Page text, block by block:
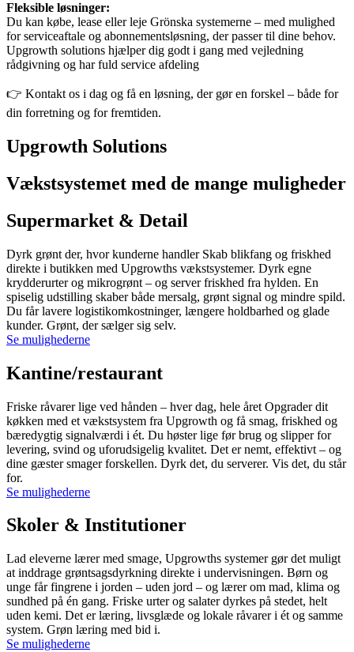
Fleksible løsninger:
Du kan købe, lease eller leje Grönska systemerne – med mulighed
for serviceaftale og abonnementsløsning, der passer til dine behov.
Upgrowth solutions hjælper dig godt i gang med vejledning
rådgivning og har fuld service afdeling
👉 Kontakt os i dag og få en løsning, der gør en forskel – både for
din forretning og for fremtiden.
Upgrowth Solutions
Vækstsystemet med de mange muligheder
Supermarket & Detail
Dyrk grønt der, hvor kunderne handler Skab blikfang og friskhed
direkte i butikken med Upgrowths vækstsystemer. Dyrk egne
krydderurter og mikrogrønt – og server friskhed fra hylden. En
spiselig udstilling skaber både mersalg, grønt signal og mindre spild.
Du får lavere logistikomkostninger, længere holdbarhed og glade
kunder. Grønt, der sælger sig selv.
Se mulighederne
Kantine/restaurant
Friske råvarer lige ved hånden – hver dag, hele året Opgrader dit
køkken med et vækstsystem fra Upgrowth og få smag, friskhed og
bæredygtig signalværdi i ét. Du høster lige før brug og slipper for
levering, svind og uforudsigelig kvalitet. Det er nemt, effektivt – og
dine gæster smager forskellen. Dyrk det, du serverer. Vis det, du står
for.
Se mulighederne
Skoler & Institutioner
Lad eleverne lærer med smage, Upgrowths systemer gør det muligt
at inddrage grøntsagsdyrkning direkte i undervisningen. Børn og
unge får fingrene i jorden – uden jord – og lærer om mad, klima og
sundhed på én gang. Friske urter og salater dyrkes på stedet, helt
uden kemi. Det er læring, livsglæde og lokale råvarer i ét og samme
system. Grøn læring med bid i.
Se mulighederne